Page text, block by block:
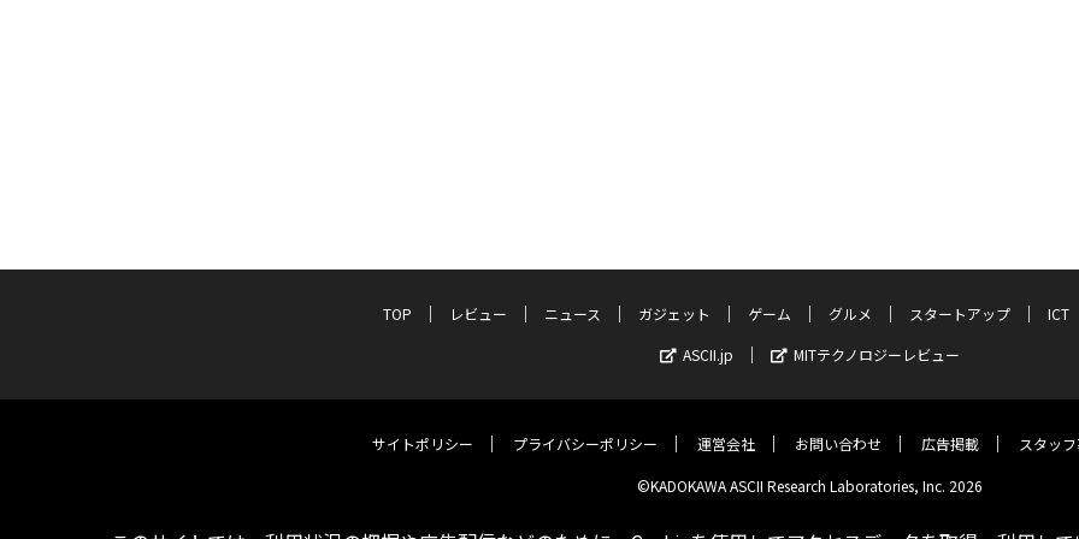
TOP レビュー ニュース ガジェット ゲーム グルメ スタートアップ
ICT
ASCII.jp
MITテクノロジーレビュー
サイトポリシー プライバシーポリシー 運営会社 お問い合わせ 広告掲載 スタッ
©KADOKAWA ASCII Research Laboratories, Inc. 2026